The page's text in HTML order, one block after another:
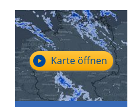
Karte öffnen